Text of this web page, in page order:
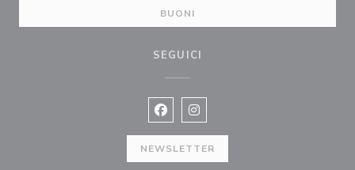
BUONI
SEGUICI
Facebook ((apre una nuova
Instagram ((apre una nuova
NEWSLETTER